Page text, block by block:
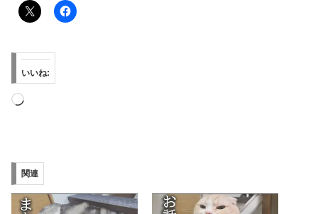
いいね:
読
み
中…
関連